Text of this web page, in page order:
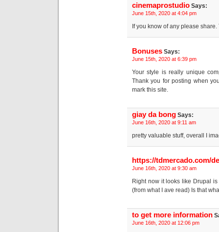
cinemaprostudio Says:
June 15th, 2020 at 4:04 pm
If you know of any please share.
Bonuses Says:
June 15th, 2020 at 6:39 pm
Your style is really unique
Thank you for posting when
mark this site.
giay da bong Says:
June 16th, 2020 at 9:11 am
pretty valuable stuff, overall I
https://tdmercado.com/
June 16th, 2020 at 9:30 am
Right now it looks like Drupal
(from what I ave read) Is that
to get more information
June 16th, 2020 at 12:06 pm